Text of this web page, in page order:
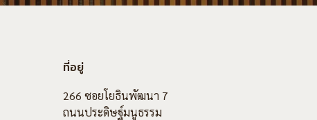
ที่อยู่
266 ซอยโยธินพัฒนา 7
ถนนประดิษฐ์มนูธรรม